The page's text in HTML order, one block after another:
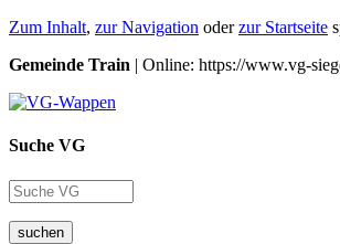
Zum Inhalt, zur Navigation oderzur Startseite
Gemeinde Train | Online: https://www.vg-
Suche VG
suchen